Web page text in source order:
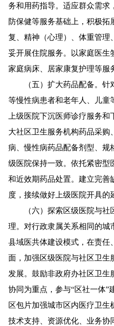
务和用药指导。适应群众需求
防保健等服务基础上，积极拓
复、精神（心理）、体重管理
妥开展住院服务。以家庭医生
家庭病床、居家康复护理等服
（五）扩大药品配备。针
等慢性病患者和老年人、儿童
上级医院下沉医师诊疗服务
大社区卫生服务机构药品采购
病、慢性病药品配备剂型、规
级医院保持一致。依托紧密型
和近效期药品处置。建立完善
度，接续做好上级医院开具的
（六）探索区级医院与社
理。对行政隶属关系相同的城
县域医共体建设模式，在责任
面，加强区级医院与社区卫生
发展。鼓励非政府办社区卫生
协同为重点，参与“区社一体”
区包片加强城市区内医疗卫生
技术支持、资源优化、业务协